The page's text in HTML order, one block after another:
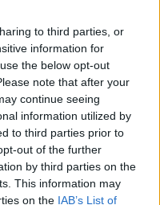
to third parties, or
information for
the below opt-out
note that after your
continue seeing
information utilized by
to third parties prior to
out of the further
by third parties on the
This information may
on the IAB’s List of
managers από
Porsche και BMW
από την Κομισιόν
του Ελληνικού
Πληρωμών